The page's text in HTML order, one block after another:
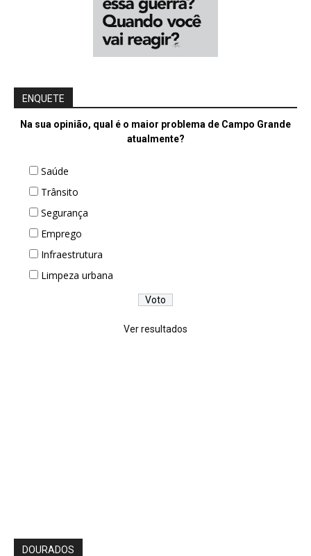
ENQUETE
Na sua opinião, qual é o maior problema de Campo Grande
atualmente?
Saúde
Trânsito
Segurança
Emprego
Infraestrutura
Limpeza urbana
Ver resultados
DOURADOS